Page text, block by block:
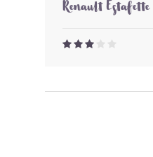
Renault Estafette